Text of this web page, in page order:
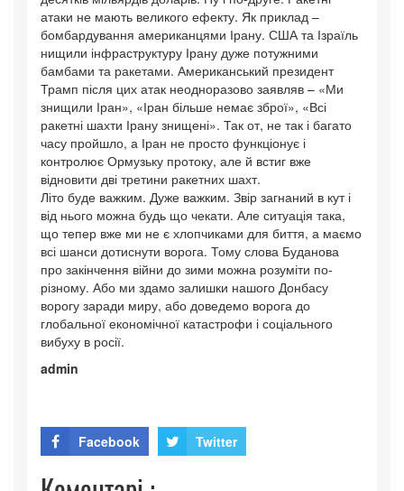
атаки не мають великого ефекту. Як приклад –
бомбардування американцями Ірану. США та Ізраїль
нищили інфраструктуру Ірану дуже потужними
бамбами та ракетами. Американський президент
Трамп після цих атак неодноразово заявляв – «Ми
знищили Іран», «Іран більше немає зброї», «Всі
ракетні шахти Ірану знищені». Так от, не так і багато
часу пройшло, а Іран не просто функціонує і
контролює Ормузьку протоку, але й встиг вже
відновити дві третини ракетних шахт.
Літо буде важким. Дуже важким. Звір загнаний в кут і
від нього можна будь що чекати. Але ситуація така,
що тепер вже ми не є хлопчиками для биття, а маємо
всі шанси дотиснути ворога. Тому слова Буданова
про закінчення війни до зими можна розуміти по-
різному. Або ми здамо залишки нашого Донбасу
ворогу заради миру, або доведемо ворога до
глобальної економічної катастрофи і соціального
вибуху в росії.
admin
Facebook Twitter